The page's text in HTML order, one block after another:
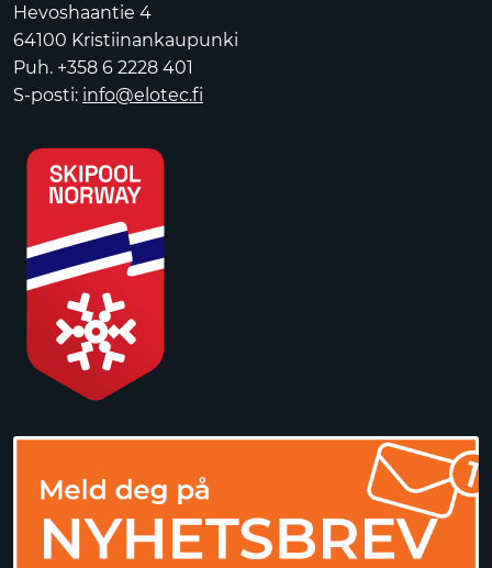
Hevoshaantie 4
64100 Kristiinankaupunki
Puh. +358 6 2228 401
S-posti: info@elotec.fi